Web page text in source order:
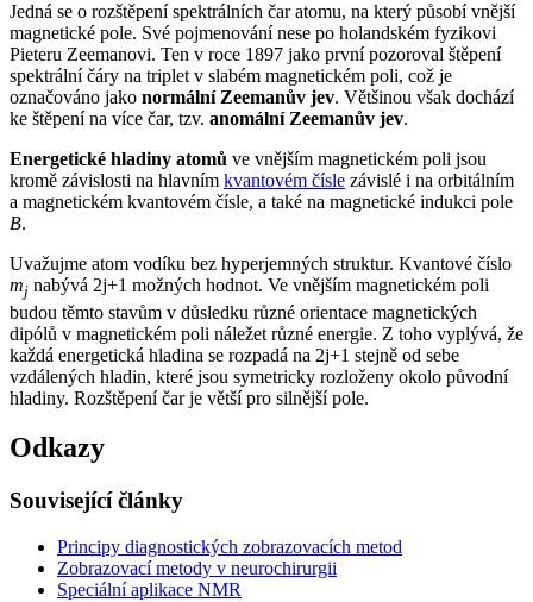
Jedná se o rozštěpení spektrálních čar atomu, na který působí vnější
magnetické pole. Své pojmenování nese po holandském fyzikovi
Pieteru Zeemanovi. Ten v roce 1897 jako první pozoroval štěpení
spektrální čáry na triplet v slabém magnetickém poli, což je
označováno jako normální Zeemanův jev. Většinou však dochází
ke štěpení na více čar, tzv. anomální Zeemanův jev.
Energetické hladiny atomů ve vnějším magnetickém poli jsou
kromě závislosti na hlavním kvantovém čísle závislé i na orbitálním
a magnetickém kvantovém čísle, a také na magnetické indukci pole
B.
Uvažujme atom vodíku bez hyperjemných struktur. Kvantové číslo
mj nabývá 2j+1 možných hodnot. Ve vnějším magnetickém poli
budou těmto stavům v důsledku různé orientace magnetických
dipólů v magnetickém poli náležet různé energie. Z toho vyplývá, že
každá energetická hladina se rozpadá na 2j+1 stejně od sebe
vzdálených hladin, které jsou symetricky rozloženy okolo původní
hladiny. Rozštěpení čar je větší pro silnější pole.
Odkazy
Související články
Principy diagnostických zobrazovacích metod
Zobrazovací metody v neurochirurgii
Speciální aplikace NMR